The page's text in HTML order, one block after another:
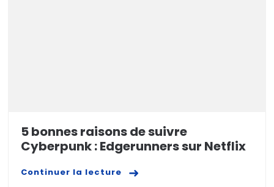
5 bonnes raisons de suivre
Cyberpunk : Edgerunners sur Netflix
Continuer la lecture